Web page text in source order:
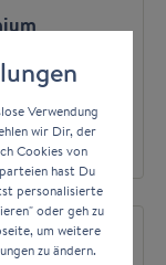
Verwendung
wir Dir, der
Cookies von
hast Du
personalisierte
oder geh zu
um weitere
zu ändern.